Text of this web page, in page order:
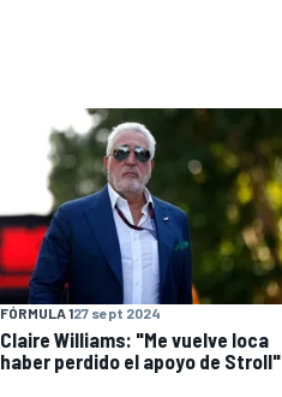
FÓRMULA 127 sept 2024
Claire Williams: "Me vuelve loca
haber perdido el apoyo de Stroll"